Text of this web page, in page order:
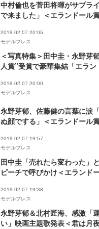
中村倫也を菅田将暉がサプラ
で来ました」＜エランドール
2019.02.07 20:05
モデルプレス
＜写真特集＞田中圭・永野芽
人賞”受賞で豪華集結「エラ
2019.02.07 20:00
モデルプレス
永野芽郁、佐藤健の言葉に涙
ぬ顔でする」＜エランドール
2019.02.07 19:57
モデルプレス
田中圭「売れたら変わった」
ピーチで呼びかけ＜エランド
2019.02.07 19:38
モデルプレス
永野芽郁＆北村匠海、感激「
い」映画主題歌発表＜君は月